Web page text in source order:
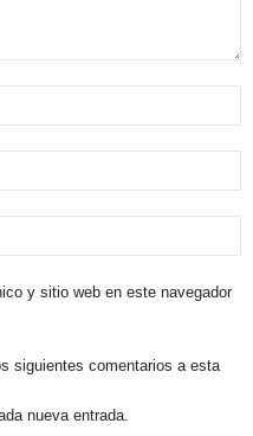
y sitio web en este navegador
siguientes comentarios a esta
nueva entrada.